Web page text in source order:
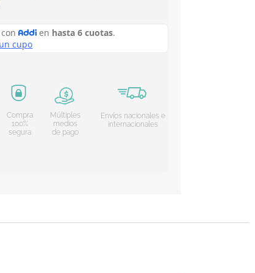
Compra
100%
segura
Múltiples
medios
de pago
Envíos nacionales e
internacionales